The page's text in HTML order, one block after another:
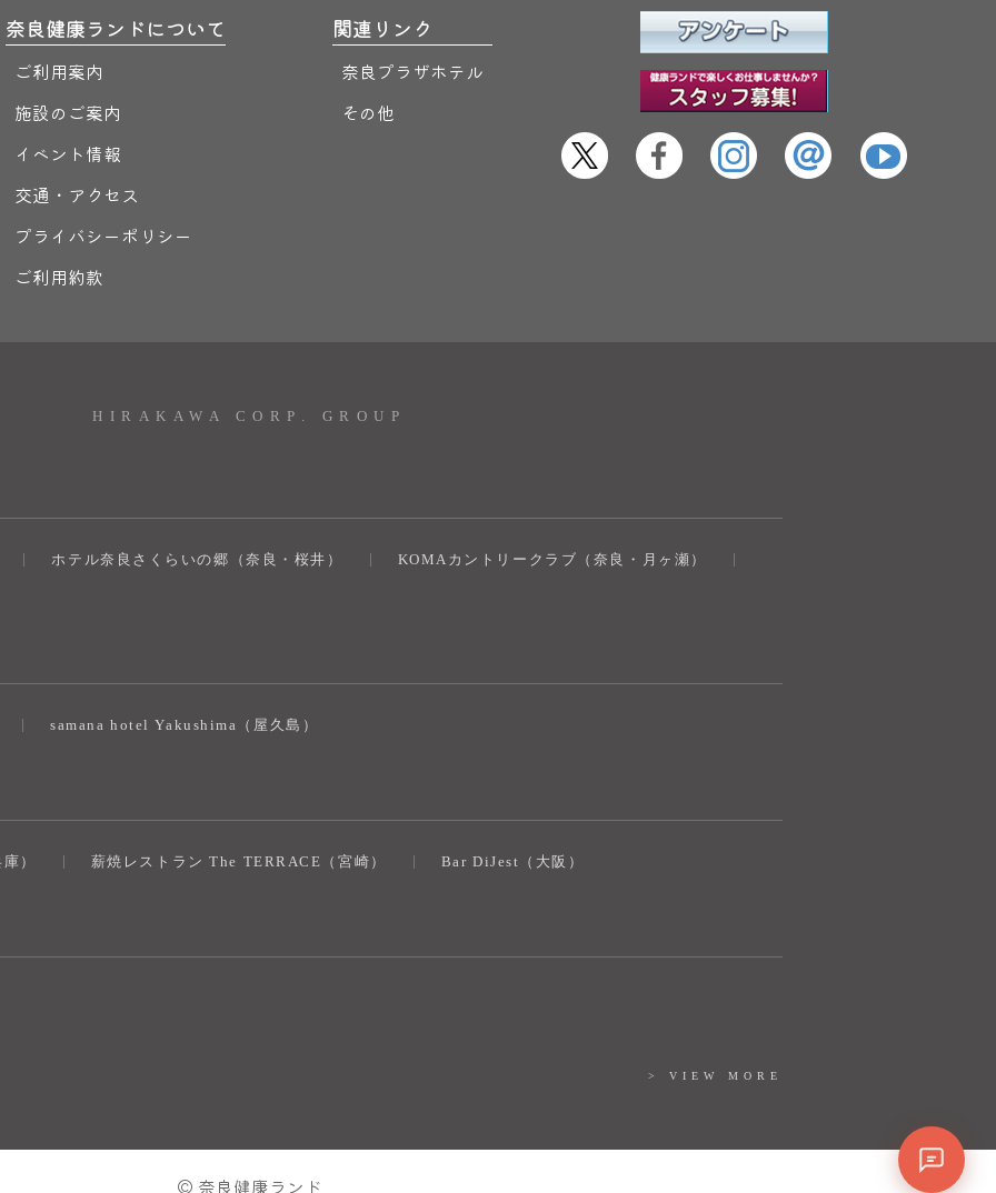
奈良健康ランドについて
ご利用案内
施設のご案内
イベント情報
交通・アクセス
プライバシーポリシー
ご利用約款
関連リンク
奈良プラザホテル
その他
HIRAKAWA CORP. GROUP
ホテル奈良さくらいの郷（奈良・桜井）
KOMAカントリークラブ（奈良・月ヶ瀬）
samana hotel Yakushima（屋久島）
） 薪焼レストラン The TERRACE（宮崎） Bar DiJest（大阪）
> VIEW MORE
© 奈良健康ランド
奈良健康ランド
AIコンシェルジュ